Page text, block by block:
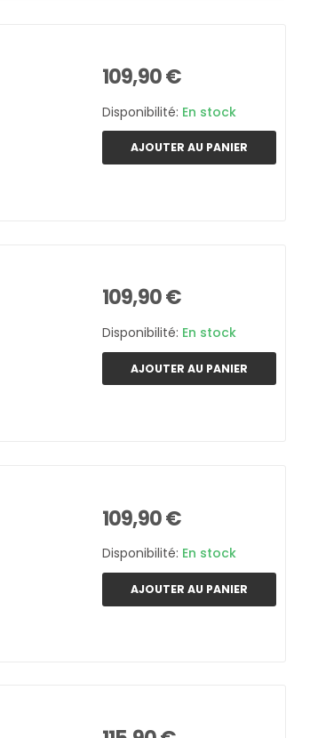
109,90 €
Disponibilité: En stock
AJOUTER AU PANIER
109,90 €
Disponibilité: En stock
AJOUTER AU PANIER
109,90 €
Disponibilité: En stock
AJOUTER AU PANIER